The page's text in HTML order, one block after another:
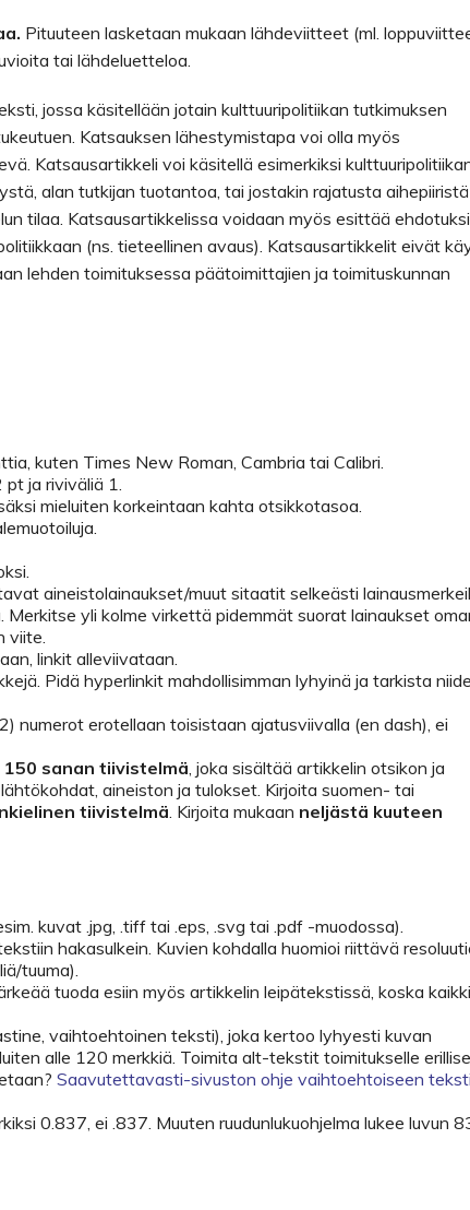
Pituuteen lasketaan mukaan lähdeviitteet (ml.
tai lähdeluetteloa.
jossa käsitellään jotain kulttuuripolitiikan tutkimuksen
Katsauksen lähestymistapa voi olla myös
Katsausartikkeli voi käsitellä esimerkiksi
alan tutkijan tuotantoa, tai jostakin rajatusta aihepiiristä
tilaa. Katsausartikkelissa voidaan myös esittää
(ns. tieteellinen avaus). Katsausartikkelit eivät
lehden toimituksessa päätoimittajien ja toimituskunnan
kuten Times New Roman, Cambria tai Calibri.
ja riviväliä 1.
mieluiten korkeintaan kahta otsikkotasoa.
aineistolainaukset/muut sitaatit selkeästi
yli kolme virkettä pidemmät suorat lainaukset
viite.
linkit alleviivataan.
Pidä hyperlinkit mahdollisimman lyhyinä ja tarkista
numerot erotellaan toisistaan ajatusviivalla (en dash), ei
150 sanan tiivistelmä, joka sisältää artikkelin otsikon ja
aineiston ja tulokset. Kirjoita suomen- tai
tiivistelmä. Kirjoita mukaan neljästä kuuteen
kuvat .jpg, .tiff tai .eps, .svg tai .pdf -muodossa).
hakasulkein. Kuvien kohdalla huomioi riittävä
tuuma).
tuoda esiin myös artikkelin leipätekstissä, koska kaikki
vaihtoehtoinen teksti), joka kertoo lyhyesti kuvan
alle 120 merkkiä. Toimita alt-tekstit toimitukselle
Saavutettavasti-sivuston ohje vaihtoehtoiseen
0.837, ei .837. Muuten ruudunlukuohjelma lukee luvun